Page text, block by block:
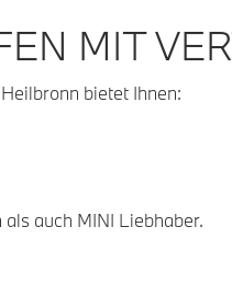
MIT
bietet Ihnen:
auch MINI Liebhaber.